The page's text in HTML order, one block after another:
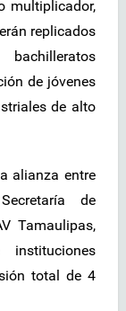
multiplicador,
replicados
de jóvenes
de alto
alianza entre
de
Tamaulipas,
instituciones
total de 4